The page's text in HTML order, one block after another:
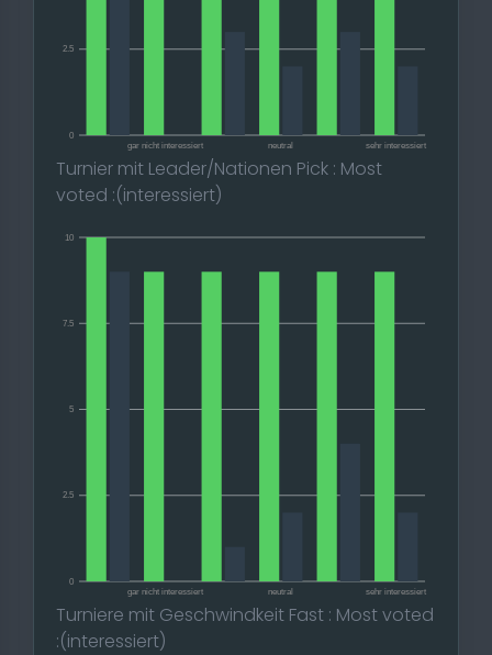
0
2.5
sehr interessiert
neutral
gar nicht interessiert
Turnier mit Leader/Nationen Pick : Most
voted :(interessiert)
0
2.5
5
7.5
10
sehr interessiert
neutral
gar nicht interessiert
Turniere mit Geschwindkeit Fast : Most voted
:(interessiert)